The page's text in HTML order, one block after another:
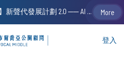
登入
【VM 布爾喬亞招募中】新聲代發展計劃 2.0 ── AI PR 人才加速養成計劃（歡迎「應屆畢業生」、「一年以下相關 / 三年以下非相關經驗工作者」申請加入） More